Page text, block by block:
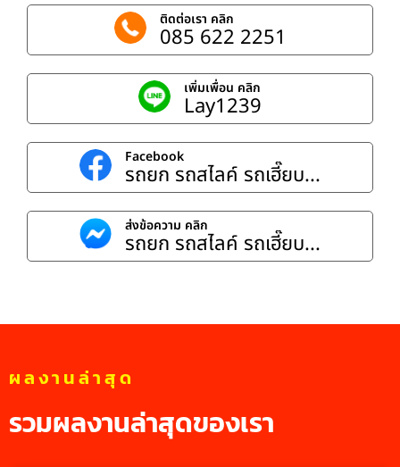
ติดต่อเรา คลิก
085 622 2251
เพิ่มเพื่อน คลิก
Lay1239
Facebook
รถยก รถสไลค์ รถเฮี๊ยบ...
ส่งข้อความ คลิก
รถยก รถสไลค์ รถเฮี๊ยบ...
ผลงานล่าสุด
รวมผลงานล่าสุดของเรา